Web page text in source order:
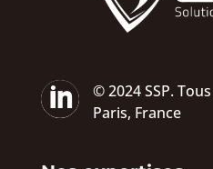

© 2024 SSP.
Paris, France